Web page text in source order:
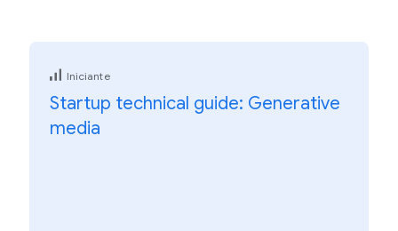
Iniciante
Startup technical guide: Generative
media